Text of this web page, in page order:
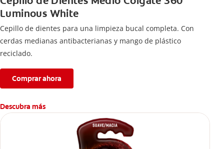
Luminous White
Cepillo de dientes para una limpieza bucal completa. Con
cerdas medianas antibacterianas y mango de plástico
reciclado.
Comprar ahora
Descubra más